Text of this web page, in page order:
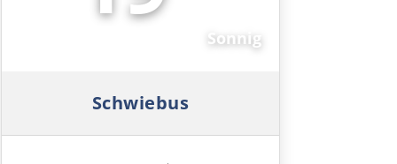
Rosenheim
Sonnig
Schwiebus